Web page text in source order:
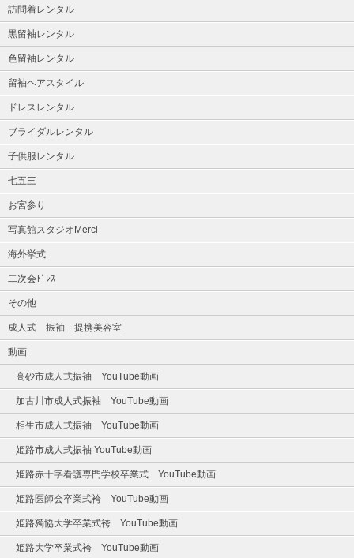
訪問着レンタル
黒留袖レンタル
色留袖レンタル
留袖ヘアスタイル
ドレスレンタル
ブライダルレンタル
子供服レンタル
七五三
お宮参り
写真館スタジオMerci
海外挙式
二次会ﾄﾞﾚｽ
その他
成人式 振袖 提携美容室
動画
高砂市成人式振袖 YouTube動画
加古川市成人式振袖 YouTube動画
相生市成人式振袖 YouTube動画
姫路市成人式振袖 YouTube動画
姫路赤十字看護専門学校卒業式 YouTube動画
姫路医師会卒業式袴 YouTube動画
姫路獨協大学卒業式袴 YouTube動画
姫路大学卒業式袴 YouTube動画